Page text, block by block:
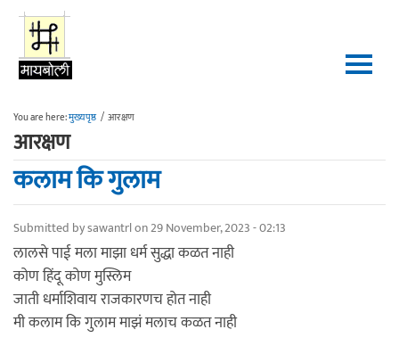
Skip to main content
You are here:मुख्यपृष्ठ / आरक्षण
आरक्षण
कलाम कि गुलाम
Submitted bysawantrlon 29 November, 2023 - 02:13
लालसे पाई मला माझा धर्म सुद्धा कळत नाही
कोण हिंदू कोण मुस्लिम
जाती धर्माशिवाय राजकारणच होत नाही
मी कलाम कि गुलाम माझं मलाच कळत नाही